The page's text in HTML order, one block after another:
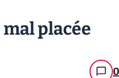
placée
0